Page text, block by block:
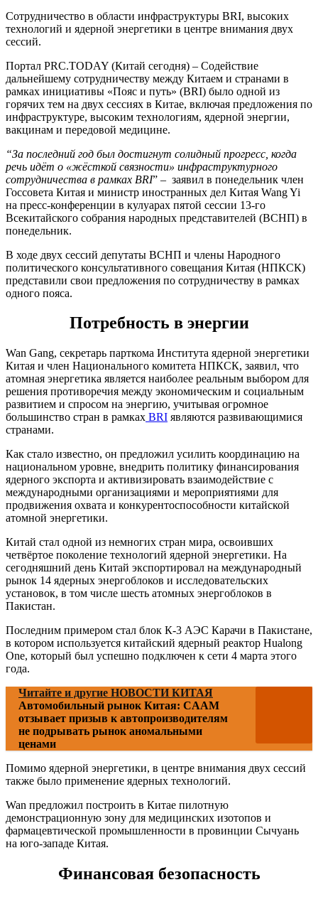
Сотрудничество в области инфраструктуры BRI, высоких
технологий и ядерной энергетики в центре внимания двух
сессий.
Портал PRC.TODAY (Китай сегодня) – Содействие
дальнейшему сотрудничеству между Китаем и странами в
рамках инициативы «Пояс и путь» (BRI) было одной из
горячих тем на двух сессиях в Китае, включая предложения по
инфраструктуре, высоким технологиям, ядерной энергии,
вакцинам и передовой медицине.
“За последний год был достигнут солидный прогресс, когда
речь идёт о «жёсткой связности» инфраструктурного
сотрудничества в рамках BRI” – заявил в понедельник член
Госсовета Китая и министр иностранных дел Китая Wang Yi
на пресс-конференции в кулуарах пятой сессии 13-го
Всекитайского собрания народных представителей (ВСНП) в
понедельник.
В ходе двух сессий депутаты ВСНП и члены Народного
политического консультативного совещания Китая (НПКСК)
представили свои предложения по сотрудничеству в рамках
одного пояса.
Потребность в энергии
Wan Gang, секретарь парткома Института ядерной энергетики
Китая и член Национального комитета НПКСК, заявил, что
атомная энергетика является наиболее реальным выбором для
решения противоречия между экономическим и социальным
развитием и спросом на энергию, учитывая огромное
большинство стран в рамках BRI являются развивающимися
странами.
Как стало известно, он предложил усилить координацию на
национальном уровне, внедрить политику финансирования
ядерного экспорта и активизировать взаимодействие с
международными организациями и мероприятиями для
продвижения охвата и конкурентоспособности китайской
атомной энергетики.
Китай стал одной из немногих стран мира, освоивших
четвёртое поколение технологий ядерной энергетики. На
сегодняшний день Китай экспортировал на международный
рынок 14 ядерных энергоблоков и исследовательских
установок, в том числе шесть атомных энергоблоков в
Пакистан.
Последним примером стал блок К-3 АЭС Карачи в Пакистане,
в котором используется китайский ядерный реактор Hualong
One, который был успешно подключен к сети 4 марта этого
года.
Читайте и другие НОВОСТИ КИТАЯ
Автомобильный рынок Китая: CAAM
отзывает призыв к автопроизводителям
не подрывать рынок аномальными
ценами
Помимо ядерной энергетики, в центре внимания двух сессий
также было применение ядерных технологий.
Wan предложил построить в Китае пилотную
демонстрационную зону для медицинских изотопов и
фармацевтической промышленности в провинции Сычуань
на юго-западе Китая.
Финансовая безопасность